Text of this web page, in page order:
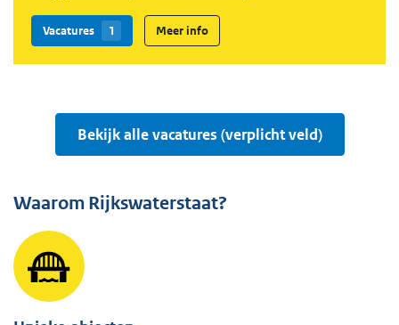
Vacatures 1 Meer info
Bekijk alle vacatures (verplicht veld)
Waarom Rijkswaterstaat?